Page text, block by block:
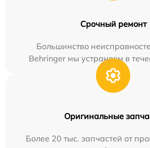
Срочный ремонт
Большинство
Behringer мы устраняем в
Оригинальные
Более 20 тыс. запчастей от